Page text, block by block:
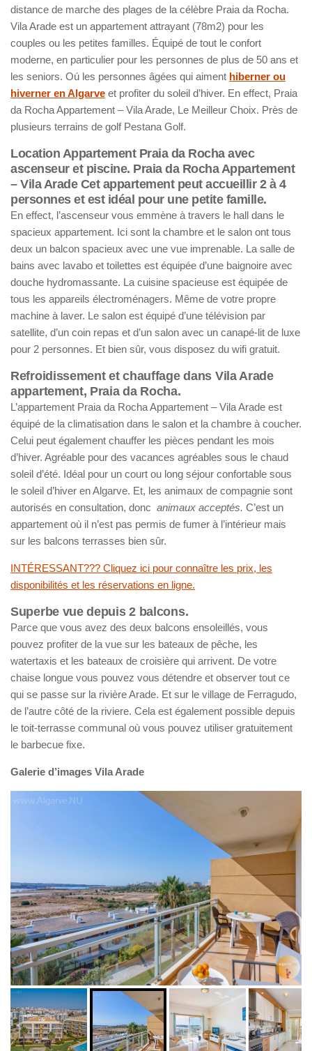
distance de marche des plages de la célèbre Praia da Rocha.
Vila Arade est un appartement attrayant (78m2) pour les
couples ou les petites familles. Équipé de tout le confort
moderne, en particulier pour les personnes de plus de 50 ans et
les seniors. Oú les personnes âgées qui aiment hiberner ou
hiverner en Algarve et profiter du soleil d’hiver. En effect, Praia
da Rocha Appartement – Vila Arade, Le Meilleur Choix. Près de
plusieurs terrains de golf Pestana Golf.
Location Appartement Praia da Rocha avec
ascenseur et piscine. Praia da Rocha Appartement
– Vila Arade Cet appartement peut accueillir 2 à 4
personnes et est idéal pour une petite famille.
En effect, l’ascenseur vous emmène à travers le hall dans le
spacieux appartement. Ici sont la chambre et le salon ont tous
deux un balcon spacieux avec une vue imprenable. La salle de
bains avec lavabo et toilettes est équipée d’une baignoire avec
douche hydromassante. La cuisine spacieuse est équipée de
tous les appareils électroménagers. Même de votre propre
machine à laver. Le salon est équipé d’une télévision par
satellite, d’un coin repas et d’un salon avec un canapé-lit de luxe
pour 2 personnes. Et bien sûr, vous disposez du wifi gratuit.
Refroidissement et chauffage dans Vila Arade
appartement, Praia da Rocha.
L’appartement Praia da Rocha Appartement – Vila Arade est
équipé de la climatisation dans le salon et la chambre à coucher.
Celui peut également chauffer les pièces pendant les mois
d’hiver. Agréable pour des vacances agréables sous le chaud
soleil d’été. Idéal pour un court ou long séjour confortable sous
le soleil d’hiver en Algarve. Et, les animaux de compagnie sont
autorisés en consultation, donc animaux acceptés. C’est un
appartement où il n’est pas permis de fumer à l’intérieur mais
sur les balcons terrasses bien sûr.
INTÉRESSANT??? Cliquez ici pour connaître les prix, les
disponibilités et les réservations en ligne.
Superbe vue depuis 2 balcons.
Parce que vous avez des deux balcons ensoleillés, vous
pouvez profiter de la vue sur les bateaux de pêche, les
watertaxis et les bateaux de croisière qui arrivent. De votre
chaise longue vous pouvez vous détendre et observer tout ce
qui se passe sur la rivière Arade. Et sur le village de Ferragudo,
de l’autre côté de la riviere. Cela est également possible depuis
le toit-terrasse communal où vous pouvez utiliser gratuitement
le barbecue fixe.
Galerie d’images Vila Arade